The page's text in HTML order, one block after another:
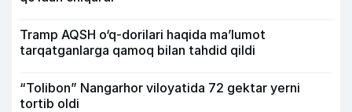
Tramp AQSH o‘q-dorilari haqida ma’lumot
tarqatganlarga qamoq bilan tahdid qildi
“Tolibon” Nangarhor viloyatida 72 gektar yerni
tortib oldi